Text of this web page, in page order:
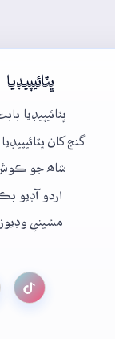
ڀٽائيپيڊيا
ڀٽائيپيڊيا
گنج کان
شاھ جو
اردو آڊيو
مشيني وڊيوز